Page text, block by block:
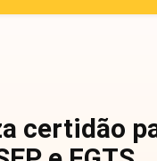
certidão